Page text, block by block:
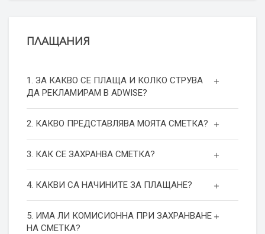
ПЛАЩАНИЯ
1. ЗА КАКВО СЕ ПЛАЩА И КОЛКО СТРУВА
ДА РЕКЛАМИРАМ В ADWISE?
2. КАКВО ПРЕДСТАВЛЯВА МОЯТА СМЕТКА?
3. КАК СЕ ЗАХРАНВА СМЕТКА?
4. КАКВИ СА НАЧИНИТЕ ЗА ПЛАЩАНЕ?
5. ИМА ЛИ КОМИСИОННА ПРИ ЗАХРАНВАНЕ
НА СМЕТКА?